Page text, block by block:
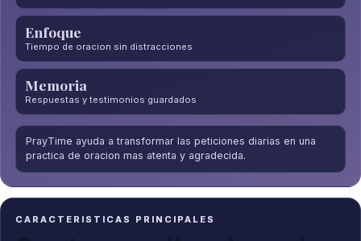
Enfoque
Tiempo de oracion sin distracciones
Memoria
Respuestas y testimonios guardados
PrayTime ayuda a transformar las peticiones diarias en una
practica de oracion mas atenta y agradecida.
CARACTERISTICAS PRINCIPALES